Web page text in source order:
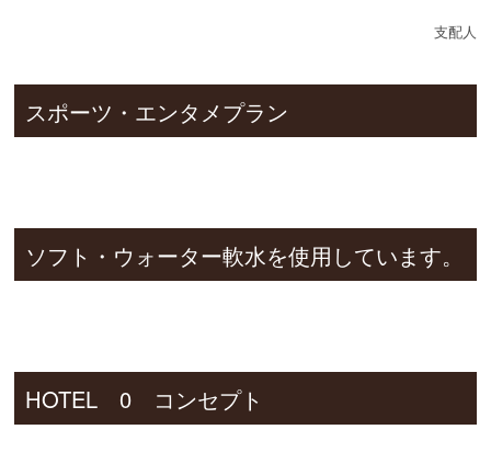
支配人
スポーツ・エンタメプラン
ソフト・ウォーター軟水を使用しています。
HOTEL 0 コンセプト